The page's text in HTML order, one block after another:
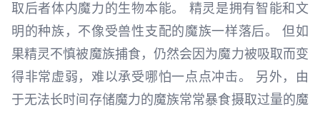
取后者体内魔力的生物本能。 精灵是拥有智能和文
明的种族，不像受兽性支配的魔族一样落后。 但如
果精灵不慎被魔族捕食，仍然会因为魔力被吸取而变
得非常虚弱，难以承受哪怕一点点冲击。 另外，由
于无法长时间存储魔力的魔族常常暴食摄取过量的魔